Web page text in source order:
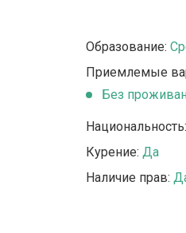
Образование:
Приемлемые
Без
Национальность:
Курение: Да
Наличие прав: